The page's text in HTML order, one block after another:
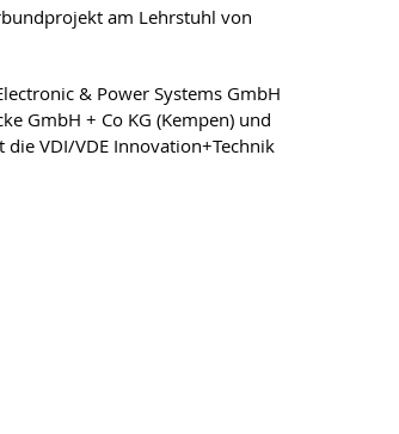
am Lehrstuhl von
& Power Systems GmbH
GmbH + Co KG (Kempen) und
VDI/VDE Innovation+Technik